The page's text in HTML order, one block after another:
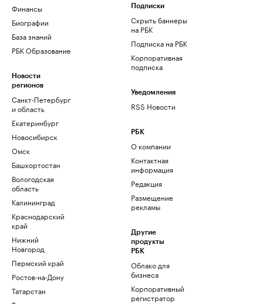
Финансы
Биографии
База знаний
РБК Образование
Новости
регионов
Санкт-Петербург
и область
Екатеринбург
Новосибирск
Омск
Башкортостан
Вологодская
область
Калининград
Краснодарский
край
Нижний
Новгород
Пермский край
Ростов-на-Дону
Татарстан
Подписки
Скрыть баннеры
на РБК
Подписка на РБК
Корпоративная
подписка
Уведомления
RSS Новости
РБК
О компании
Контактная
информация
Редакция
Размещение
рекламы
Другие
продукты
РБК
Облако для
бизнеса
Корпоративный
регистратор